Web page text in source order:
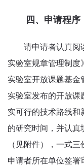
四、申请程序
请申请者认真阅
实验室规章管理制度
实验室开放课题基金
实验室发布的开放课
实可行的技术路线和
的研究时间，并认真
（见附件），一式
申请者所在单位签署